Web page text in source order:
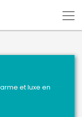
et luxe en